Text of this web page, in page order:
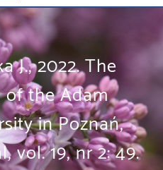
J., 2022. The
of the Adam
in Poznań,
vol. 19, nr 2: 49.